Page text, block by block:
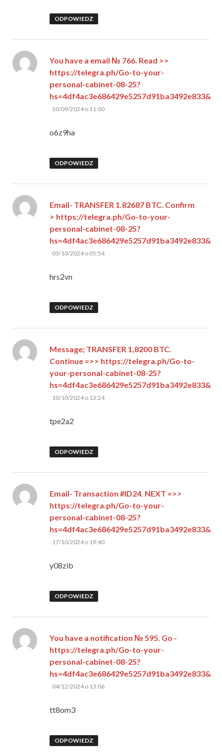
ODPOWIEDZ
You have a email № 766. Read >>
https://telegra.ph/Go-to-your-
personal-cabinet-08-25?
hs=4df4ac3e686429e5257d91ba3492e833&
pisze:
30/09/2024 o 11:00
o6z9ha
ODPOWIEDZ
Email- TRANSFER 1.82687 BTC. Confirm
> https://telegra.ph/Go-to-your-
personal-cabinet-08-25?
hs=4df4ac3e686429e5257d91ba3492e833&
pisze:
03/10/2024 o 05:54
hrs2vn
ODPOWIEDZ
Message; TRANSFER 1,8200 BTC.
Continue =>> https://telegra.ph/Go-to-
your-personal-cabinet-08-25?
hs=4df4ac3e686429e5257d91ba3492e833&
pisze:
10/10/2024 o 13:24
tpe2a2
ODPOWIEDZ
Email- Transaction #ID24. NEXT =>>
https://telegra.ph/Go-to-your-
personal-cabinet-08-25?
hs=4df4ac3e686429e5257d91ba3492e833&
pisze:
17/10/2024 o 19:40
y08zib
ODPOWIEDZ
You have a notification № 595. Go -
https://telegra.ph/Go-to-your-
personal-cabinet-08-25?
hs=4df4ac3e686429e5257d91ba3492e833&
pisze:
04/12/2024 o 13:06
tt8om3
ODPOWIEDZ